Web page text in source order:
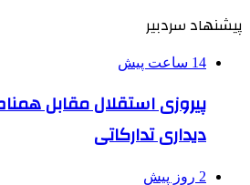
پیشنهاد سردبیر
14 ساعت پیش
پیروزی استقلال مقابل
دیداری تدارکاتی
2 روز پیش